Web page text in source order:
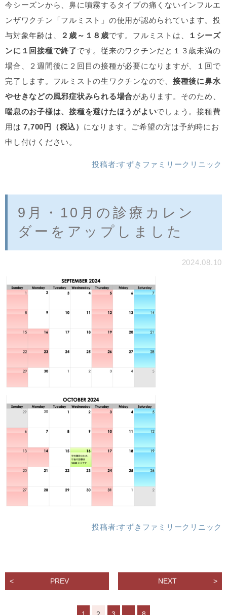
今シーズンから、鼻に噴霧するタイプの痛くないインフルエ
ンザワクチン「フルミスト」の使用が認められています。投
与対象年齢は、
２歳～１８歳です。フルミストは、
１シーズ
ンに１回接種で終了です。従来のワクチンだと１３歳未満の
場合、２週間後に２回目の接種が必要になりますが、１回で
完了します。フルミストの生ワクチンなので、 接種後に鼻水
やせきなどの風邪症状みられる場合があります。そのため、
喘息のお子様は、接種を避けたほうがよいでしょう。接種費
用は 7,700 円（税込） になります。ご希望の方は予約時にお
申し付けください。
投稿者:すずきファミリークリニック
9月・10月の診療カレン
ダーをアップしました
2024.08.10
投稿者:すずきファミリークリニック
PREV NEXT